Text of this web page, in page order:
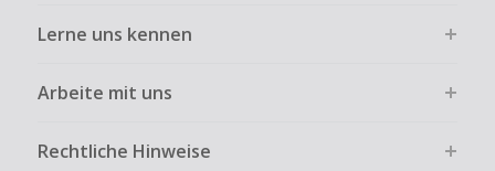
Lerne uns kennen
Arbeite mit uns
Rechtliche Hinweise